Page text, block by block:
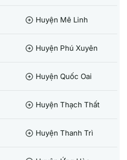
arrow_circle_right Huyện Mê Linh
arrow_circle_right Huyện Phú Xuyên
arrow_circle_right Huyện Quốc Oai
arrow_circle_right Huyện Thạch Thất
arrow_circle_right Huyện Thanh Trì